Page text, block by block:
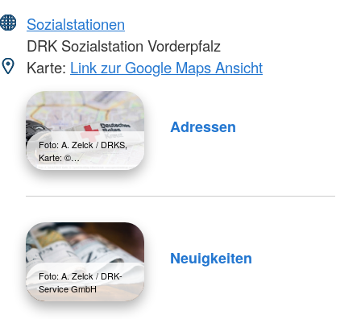
Sozialstationen
DRK Sozialstation Vorderpfalz
Karte: Link zur Google Maps Ansicht
Foto: A. Zelck / DRKS,
Karte: ©…
Adressen
Foto: A. Zelck / DRK-
Service GmbH
Neuigkeiten